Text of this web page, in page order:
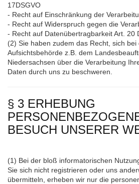
17DSGVO
- Recht auf Einschränkung der
- Recht auf Widerspruch gegen die
- Recht auf Datenübertragbarkeit Art. 20
(2) Sie haben zudem das Recht, sich
Aufsichtsbehörde z.B. dem
Niedersachsen über die Verarbeitung
Daten durch uns zu beschweren.
§ 3 ERHEBUNG
BESUCH UNSERER
(1) Bei der bloß informatorischen
Sie sich nicht registrieren oder uns
übermitteln, erheben wir nur die